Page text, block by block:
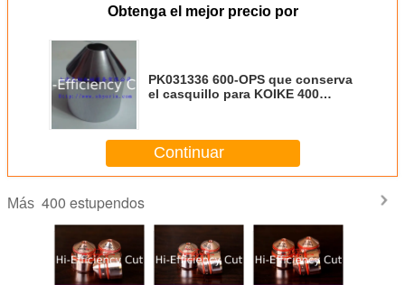
Obtenga el mejor precio por
PK031336 600-OPS que conserva
el casquillo para KOIKE 400
Continuar
Más 400 estupendos